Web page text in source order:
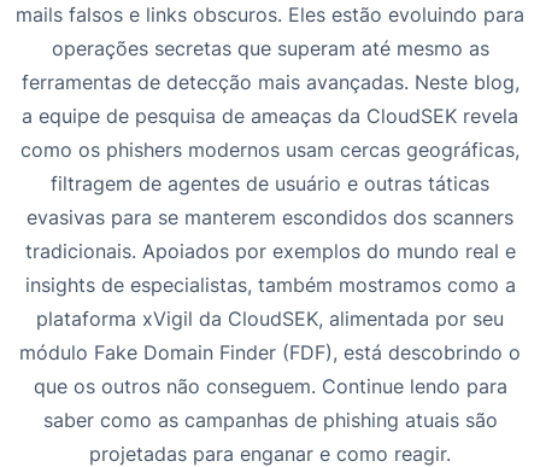
mails falsos e links obscuros. Eles estão evoluindo para
operações secretas que superam até mesmo as
ferramentas de detecção mais avançadas. Neste blog,
a equipe de pesquisa de ameaças da CloudSEK revela
como os phishers modernos usam cercas geográficas,
filtragem de agentes de usuário e outras táticas
evasivas para se manterem escondidos dos scanners
tradicionais. Apoiados por exemplos do mundo real e
insights de especialistas, também mostramos como a
plataforma xVigil da CloudSEK, alimentada por seu
módulo Fake Domain Finder (FDF), está descobrindo o
que os outros não conseguem. Continue lendo para
saber como as campanhas de phishing atuais são
projetadas para enganar e como reagir.